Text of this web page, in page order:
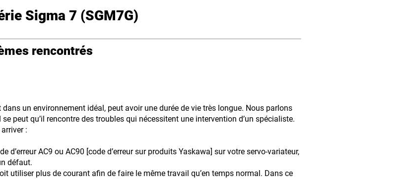
Sigma 7 (SGM7G)
rencontrés
un environnement idéal, peut avoir une durée de vie très longue. Nous parlons
peut qu’il rencontre des troubles qui nécessitent une intervention d’un spécialiste.
:
d’erreur AC9 ou AC90 [code d’erreur sur produits Yaskawa] sur votre servo-variateur,
défaut.
utiliser plus de courant afin de faire le même travail qu’en temps normal. Dans ce